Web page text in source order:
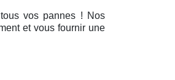
vos pannes ! Nos
et vous fournir une